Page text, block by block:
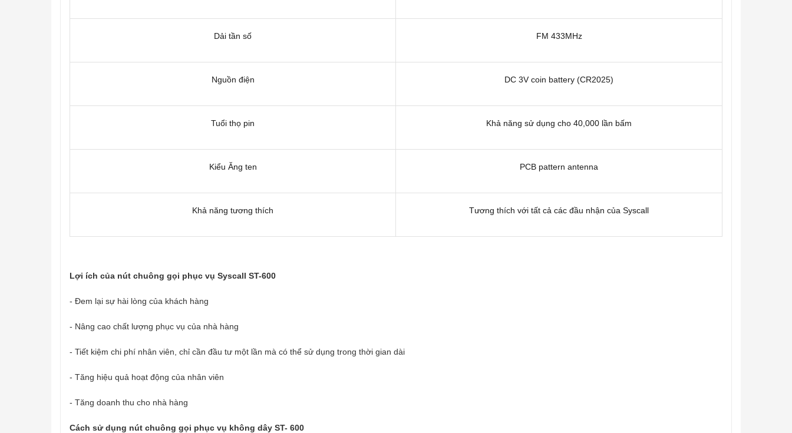
Dải tần số FM 433MHz
Nguồn điện DC 3V coin battery (CR2025)
Tuổi thọ pin Khả năng sử dụng cho 40,000 lần bấm
Kiểu Ăng ten PCB pattern antenna
Khả năng tương thích Tương thích với tất cả các đầu nhận của Syscall
Lợi ích của nút chuông gọi phục vụ Syscall ST-600
- Đem lại sự hài lòng của khách hàng
- Nâng cao chất lượng phục vụ của nhà hàng
- Tiết kiệm chi phí nhân viên, chỉ cần đầu tư một lần mà có thể sử dụng trong thời gian dài
- Tăng hiệu quả hoạt động của nhân viên
- Tăng doanh thu cho nhà hàng
Cách sử dụng nút chuông gọi phục vụ không dây ST- 600